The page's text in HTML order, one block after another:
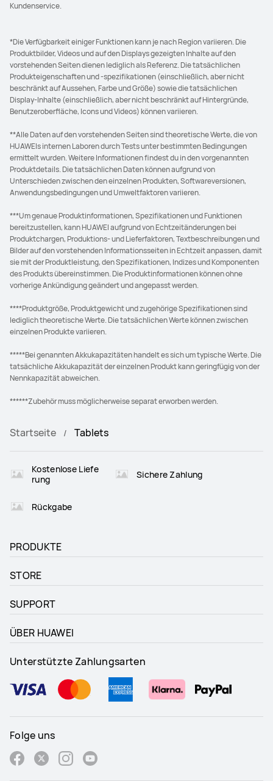
Kundenservice.
*Die Verfügbarkeit einiger Funktionen kann je nach Region variieren. Die
Produktbilder, Videos und auf den Displays gezeigten Inhalte auf den
vorstehenden Seiten dienen lediglich als Referenz. Die tatsächlichen
Produkteigenschaften und -spezifikationen (einschließlich, aber nicht
beschränkt auf Aussehen, Farbe und Größe) sowie die tatsächlichen
Display-Inhalte (einschließlich, aber nicht beschränkt auf Hintergründe,
Benutzeroberfläche, Icons und Videos) können variieren.
**Alle Daten auf den vorstehenden Seiten sind theoretische Werte, die von
HUAWEIs internen Laboren durch Tests unter bestimmten Bedingungen
ermittelt wurden. Weitere Informationen findest du in den vorgenannten
Produktdetails. Die tatsächlichen Daten können aufgrund von
Unterschieden zwischen den einzelnen Produkten, Softwareversionen,
Anwendungsbedingungen und Umweltfaktoren variieren.
***Um genaue Produktinformationen, Spezifikationen und Funktionen
bereitzustellen, kann HUAWEI aufgrund von Echtzeitänderungen bei
Produktchargen, Produktions- und Lieferfaktoren, Textbeschreibungen und
Bilder auf den vorstehenden Informationsseiten in Echtzeit anpassen, damit
sie mit der Produktleistung, den Spezifikationen, Indizes und Komponenten
des Produkts übereinstimmen. Die Produktinformationen können ohne
vorherige Ankündigung geändert und angepasst werden.
****Produktgröße, Produktgewicht und zugehörige Spezifikationen sind
lediglich theoretische Werte. Die tatsächlichen Werte können zwischen
einzelnen Produkte variieren.
*****Bei genannten Akkukapazitäten handelt es sich um typische Werte. Die
tatsächliche Akkukapazität der einzelnen Produkt kann geringfügig von der
Nennkapazität abweichen.
******Zubehör muss möglicherweise separat erworben werden.
Startseite Tablets
Kostenlose Liefe
rung
Sichere Zahlung
Rückgabe
PRODUKTE
STORE
SUPPORT
ÜBER HUAWEI
Unterstützte Zahlungsarten
Folge uns